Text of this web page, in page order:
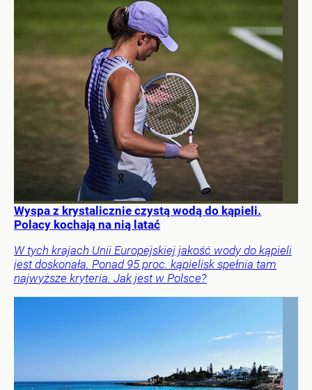
Wyspa z krystalicznie czystą wodą do kąpieli.
Polacy kochają na nią latać
W tych krajach Unii Europejskiej jakość wody do kąpieli
jest doskonała. Ponad 95 proc. kąpielisk spełnia tam
najwyższe kryteria. Jak jest w Polsce?